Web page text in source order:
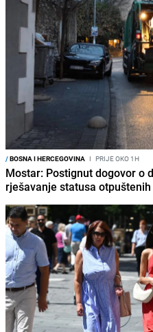
/BOSNA I HERCEGOVINA I PRIJE OKO 1H
Mostar: Postignut dogovor o
rješavanje statusa